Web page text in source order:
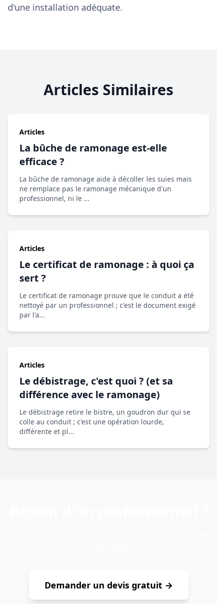
d'une installation adéquate.
Articles Similaires
Articles
La bûche de ramonage est-elle
efficace ?
La bûche de ramonage aide à décoller les suies mais
ne remplace pas le ramonage mécanique d'un
professionnel, ni le ...
Articles
Le certificat de ramonage : à quoi ça
sert ?
Le certificat de ramonage prouve que le conduit a été
nettoyé par un professionnel ; c'est le document exigé
par l'a...
Articles
Le débistrage, c'est quoi ? (et sa
différence avec le ramonage)
Le débistrage retire le bistre, un goudron dur qui se
colle au conduit ; c'est une opération lourde,
différente et pl...
Demander un devis gratuit →